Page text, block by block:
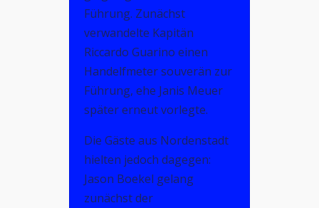
Führung. Zunächst
verwandelte Kapitän
Riccardo Guarino einen
Handelfmeter souverän zur
Führung, ehe Janis Meuer
später erneut vorlegte.
Die Gäste aus Nordenstadt
hielten jedoch dagegen:
Jason Boekel gelang
zunächst der